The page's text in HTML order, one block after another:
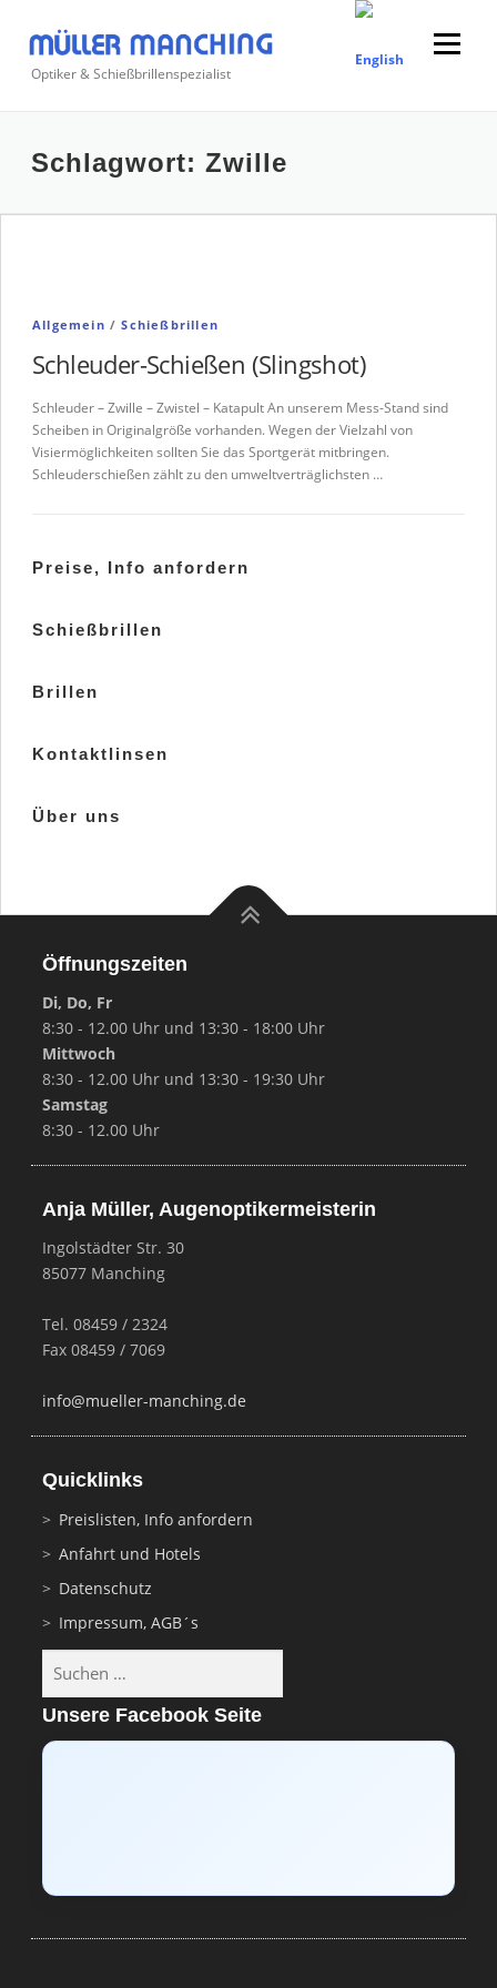
Inhalt
springen
Optiker & Schießbrillenspezialist
Menü
Schlagwort: Zwille
Allgemein /Schießbrillen
Schleuder-Schießen (Slingshot)
Schleuder – Zwille – Zwistel – Katapult An unserem Mess-Stand sind
Scheiben in Originalgröße vorhanden. Wegen der Vielzahl von
Visiermöglichkeiten sollten Sie das Sportgerät mitbringen.
Schleuderschießen zählt zu den umweltverträglichsten …
Preise, Info anfordern
Schießbrillen
Brillen
Kontaktlinsen
Über uns
Öffnungszeiten
Di, Do, Fr
8:30 - 12.00 Uhr und 13:30 - 18:00 Uhr
Mittwoch
8:30 - 12.00 Uhr und 13:30 - 19:30 Uhr
Samstag
8:30 - 12.00 Uhr
Anja Müller, Augenoptikermeisterin
Ingolstädter Str. 30
85077 Manching
Tel. 08459 / 2324
Fax 08459 / 7069
info@mueller-manching.de
Quicklinks
Preislisten, Info anfordern
Anfahrt und Hotels
Datenschutz
Impressum, AGB´s
nach:
Unsere Facebook Seite